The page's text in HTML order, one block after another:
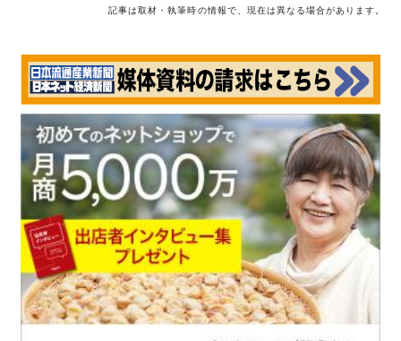
記事は取材・執筆時の情報で、現在は異なる場合があります。